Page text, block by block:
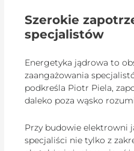
Szerokie
specjalistów
Energetyka jądrowa to
zaangażowania
podkreśla Piotr Piela,
daleko poza wąsko
Przy budowie elektrowni
specjaliści nie tylko z